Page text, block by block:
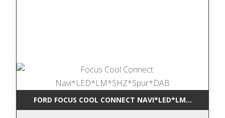
FORD FOCUS COOL CONNECT